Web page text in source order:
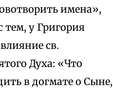
имена»,
тем, у Григория
св.
Духа: «Что
в догмате о Сыне,